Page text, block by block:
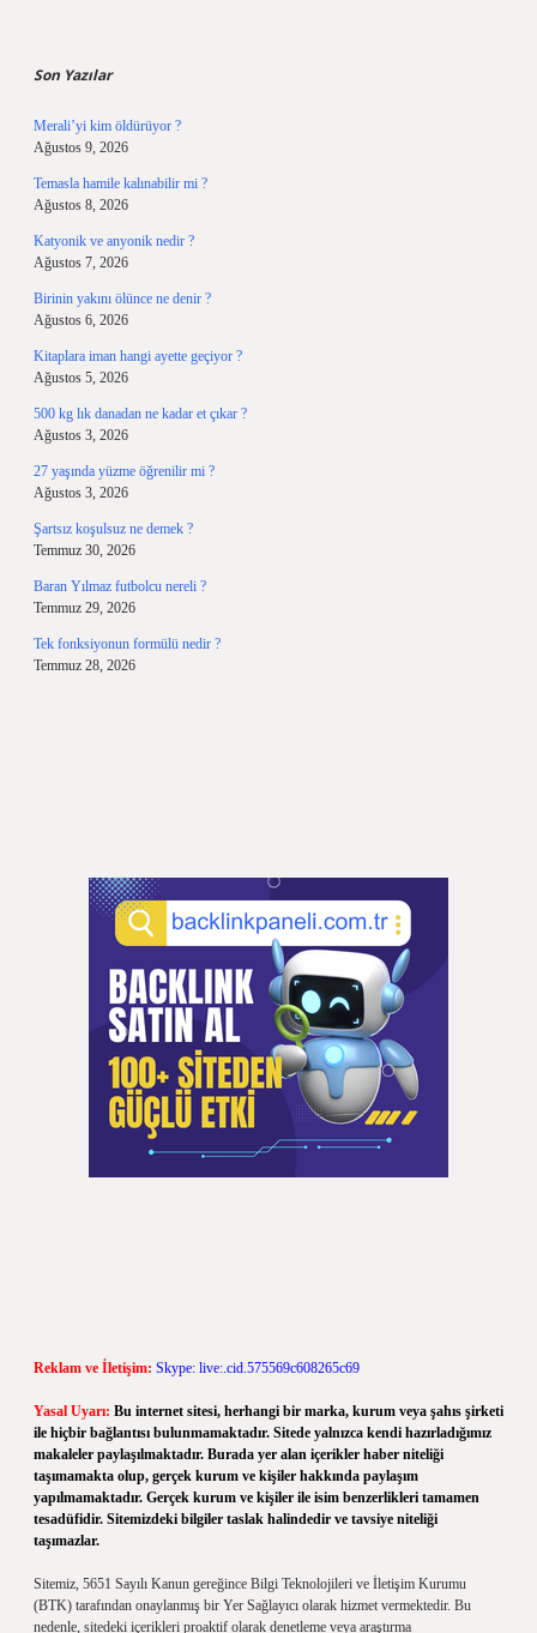
Son Yazılar
Merali’yi kim öldürüyor ?
Ağustos 9, 2026
Temasla hamile kalınabilir mi ?
Ağustos 8, 2026
Katyonik ve anyonik nedir ?
Ağustos 7, 2026
Birinin yakını ölünce ne denir ?
Ağustos 6, 2026
Kitaplara iman hangi ayette geçiyor ?
Ağustos 5, 2026
500 kg lık danadan ne kadar et çıkar ?
Ağustos 3, 2026
27 yaşında yüzme öğrenilir mi ?
Ağustos 3, 2026
Şartsız koşulsuz ne demek ?
Temmuz 30, 2026
Baran Yılmaz futbolcu nereli ?
Temmuz 29, 2026
Tek fonksiyonun formülü nedir ?
Temmuz 28, 2026
Reklam ve İletişim: Skype: live:.cid.575569c608265c69
Yasal Uyarı: Bu internet sitesi, herhangi bir marka, kurum veya şahıs şirketi
ile hiçbir bağlantısı bulunmamaktadır. Sitede yalnızca kendi hazırladığımız
makaleler paylaşılmaktadır. Burada yer alan içerikler haber niteliği
taşımamakta olup, gerçek kurum ve kişiler hakkında paylaşım
yapılmamaktadır. Gerçek kurum ve kişiler ile isim benzerlikleri tamamen
tesadüfidir. Sitemizdeki bilgiler taslak halindedir ve tavsiye niteliği
taşımazlar.
Sitemiz, 5651 Sayılı Kanun gereğince Bilgi Teknolojileri ve İletişim Kurumu
(BTK) tarafından onaylanmış bir Yer Sağlayıcı olarak hizmet vermektedir. Bu
nedenle, sitedeki içerikleri proaktif olarak denetleme veya araştırma